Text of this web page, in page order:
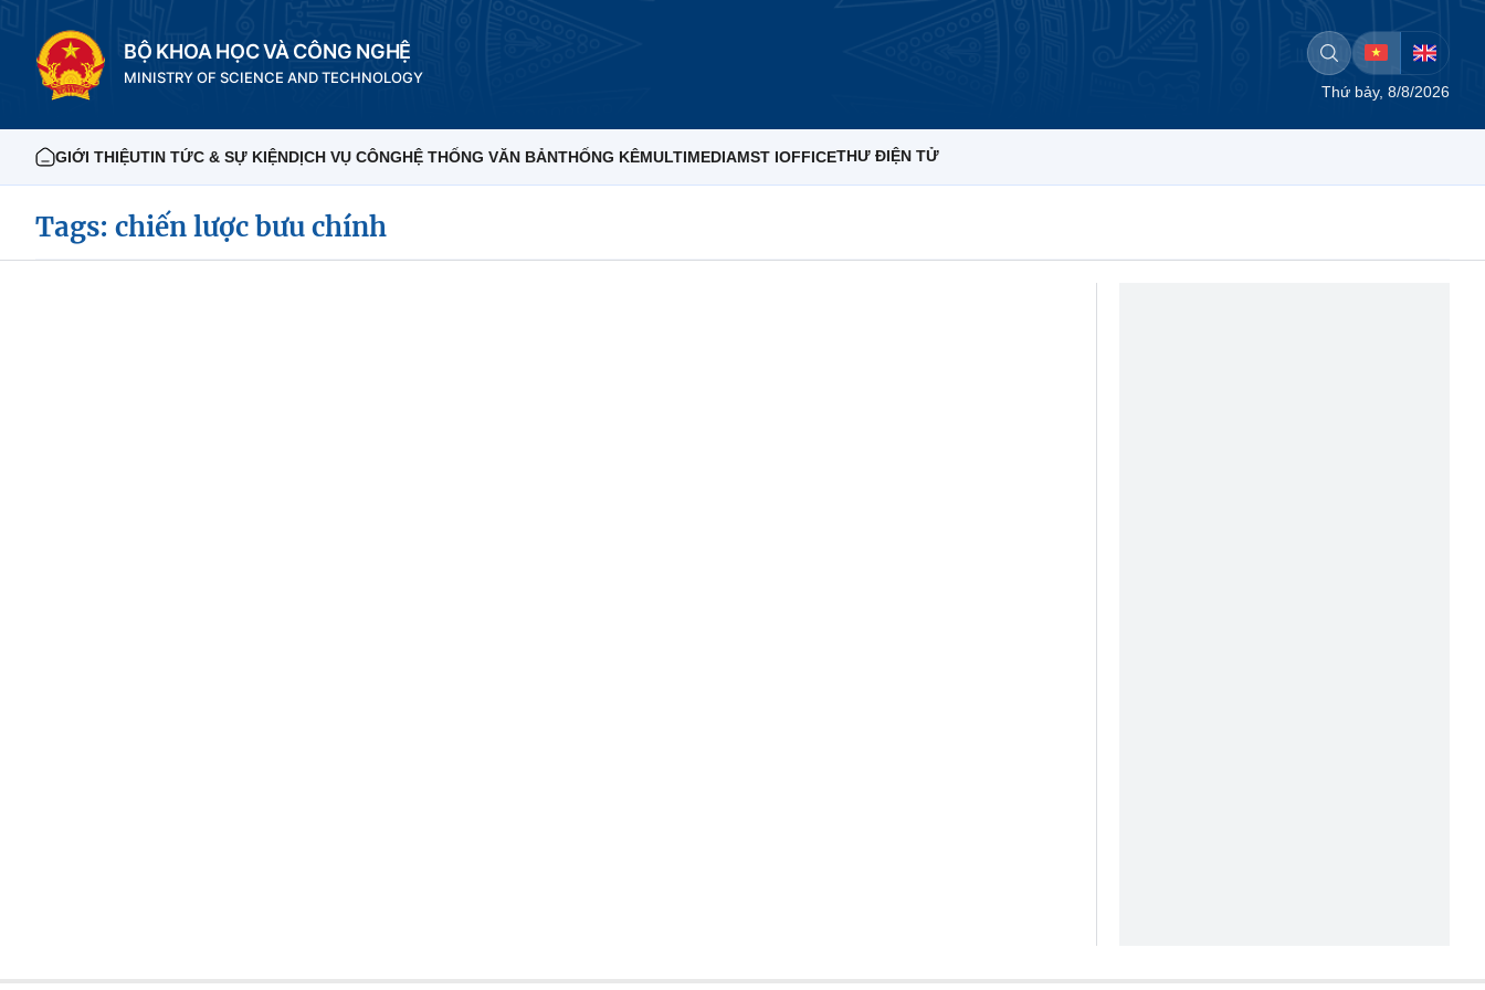
BỘ KHOA HỌC VÀ CÔNG NGHỆ
MINISTRY OF SCIENCE AND TECHNOLOGY
Thứ bảy, 8/8/2026
GIỚI THIỆUTIN TỨC & SỰ KIỆNDỊCH VỤ CÔNGHỆ THỐNG VĂN BẢNTHỐNG KÊMULTIMEDIAMST IOFFICETHƯ ĐIỆN TỬ
Tags: chiến lược bưu chính